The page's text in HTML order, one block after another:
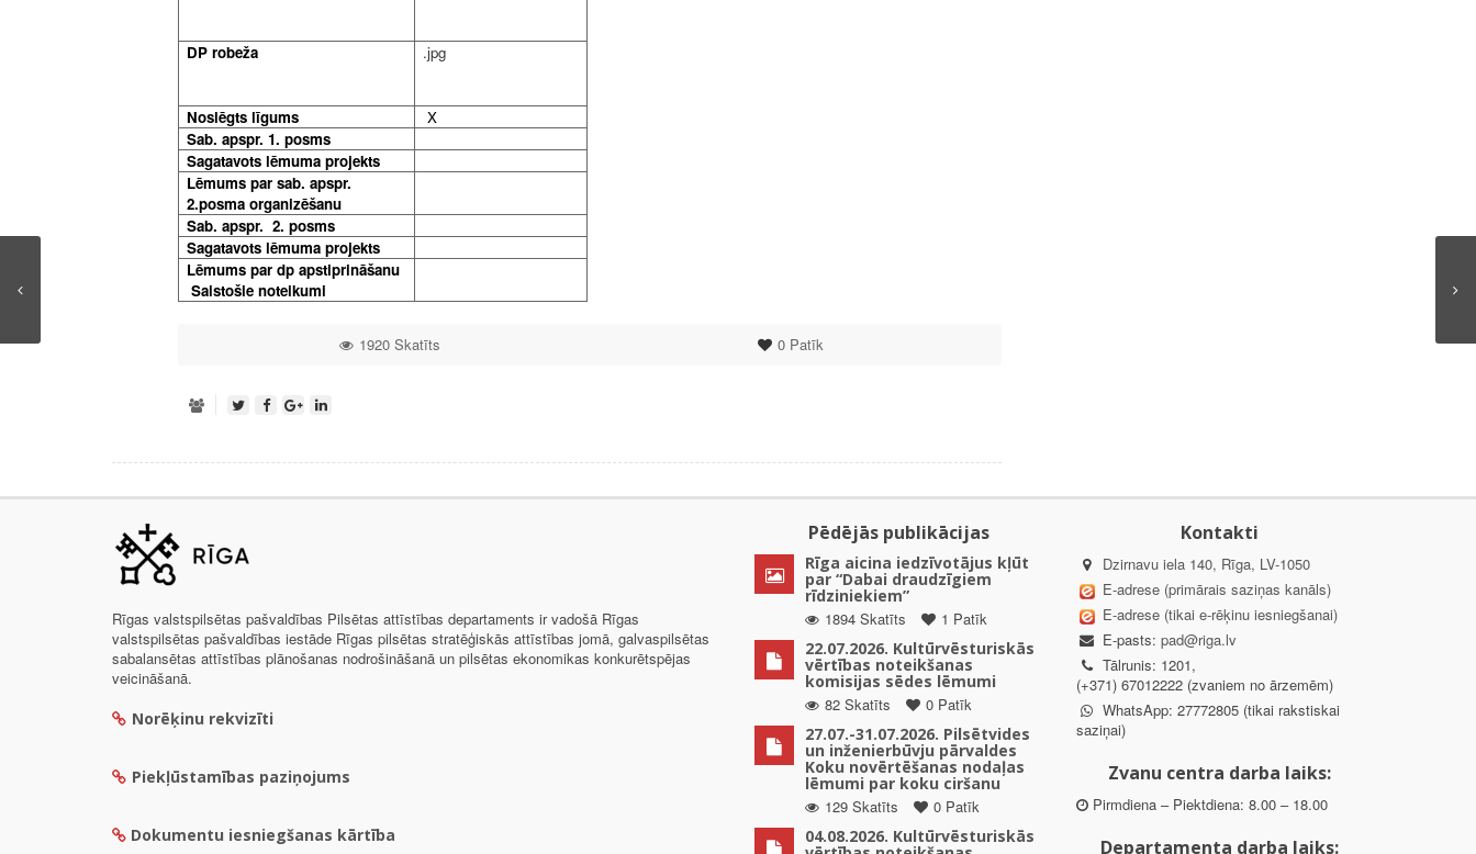
DP robeža .jpg
Noslēgts līgums
X
Sab. apspr. 1. posms
Sagatavots lēmuma projekts
Lēmums par sab. apspr.
2.posma organizēšanu
Sab. apspr. 2. posms
Sagatavots lēmuma projekts
Lēmums par dp apstiprināšanu
Saistošie noteikumi
0Patīk
1920 Skatīts
Rīgas valstspilsētas pašvaldības Pilsētas attīstības departaments ir vadošā Rīgas
valstspilsētas pašvaldības iestāde Rīgas pilsētas stratēģiskās attīstības jomā, galvaspilsētas
sabalansētas attīstības plānošanas nodrošināšanā un pilsētas ekonomikas konkurētspējas
veicināšanā.
Norēķinu rekvizīti
Piekļūstamības paziņojums
Dokumentu iesniegšanas kārtība
Pēdējās publikācijas
Rīga aicina iedzīvotājus kļūt
par “Dabai draudzīgiem
rīdziniekiem”
1894 Skatīts
1 Patīk
22.07.2026. Kultūrvēsturiskās
vērtības noteikšanas
komisijas sēdes lēmumi
82 Skatīts
0 Patīk
27.07.-31.07.2026. Pilsētvides
un inženierbūvju pārvaldes
Koku novērtēšanas nodaļas
lēmumi par koku ciršanu
129 Skatīts
0 Patīk
04.08.2026. Kultūrvēsturiskās
Kontakti
Dzirnavu iela 140, Rīga, LV-1050
E-adrese (primārais saziņas kanāls)
E-adrese (tikai e-rēķinu iesniegšanai)
E-pasts: pad@riga.lv
Tālrunis: 1201,
(+371) 67012222 (zvaniem no ārzemēm)
WhatsApp: 27772805 (tikai rakstiskai
saziņai)
Zvanu centra darba laiks:
Pirmdiena – Piektdiena: 8.00 – 18.00
Departamenta darba laiks: